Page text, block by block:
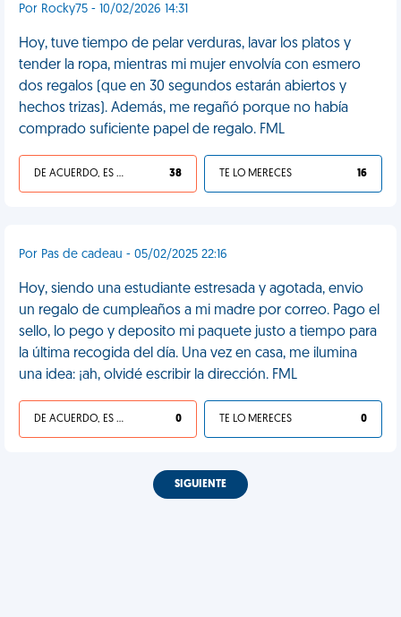
Por Rocky75 - 10/02/2026 14:31
Hoy, tuve tiempo de pelar verduras, lavar los platos y
tender la ropa, mientras mi mujer envolvía con esmero
dos regalos (que en 30 segundos estarán abiertos y
hechos trizas). Además, me regañó porque no había
comprado suficiente papel de regalo. FML
DE ACUERDO, ES UNA VIDA HP 38 TE LO MERECES 16
Por Pas de cadeau - 05/02/2025 22:16
Hoy, siendo una estudiante estresada y agotada, envio
un regalo de cumpleaños a mi madre por correo. Pago el
sello, lo pego y deposito mi paquete justo a tiempo para
la última recogida del día. Una vez en casa, me ilumina
una idea: ¡ah, olvidé escribir la dirección. FML
DE ACUERDO, ES UNA VIDA HP 0 TE LO MERECES 0
SIGUIENTE